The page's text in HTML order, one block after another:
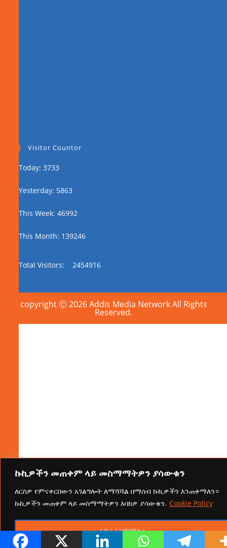
ኩኪዎችን መጠቀም ላይ መስማማትዎን ያሳውቁን
ለርስዎ የምናቀርበውን አገልግሎት ለማሻሻል በማሰብ ኩኪዎችን እንጠቀማለን።
ኩኪዎችን መጠቀም ላይ መስማማትዎን እባክዎ ያሳውቁን. Cookie Policy
እሺ፤ እስማማለሁ
Visitor Countor
Today: 3733
Yesterday: 5863
This Week: 46992
This Month: 139246
Total Visitors: 2454916
copyright Ⓒ 2026 Addis Media Network All Rights
Reserved.